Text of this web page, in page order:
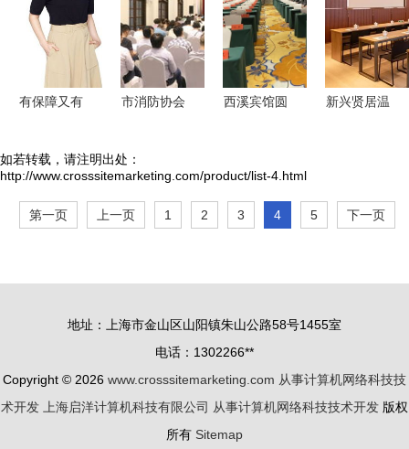
动策划公司
决方案
案
专业服务
有保障又有
险，到底有
什么坑？
市消防协会
防技术服务
行业大会并
推进广告宣
西溪宾馆圆
建工作培训
班会议接待
新兴贤居温
泉与家庭乐
如若转载，请注明出处：
http://www.crosssitemarketing.com/product/list-4.html
第一页 上一页 1 2 3 4 5 下一页
地址：上海市金山区山阳镇朱山公路58号1455室
电话：1302266**
Copyright © 2026 www.crosssitemarketing.com 从事计算机网络科技技
术开发
上海启洋计算机科技有限公司 从事计算机网络科技技术开发 版权
所有 Sitemap